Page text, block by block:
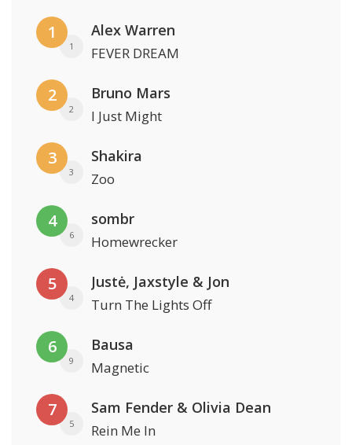
1
1
Alex Warren
FEVER DREAM
2
2
Bruno Mars
I Just Might
3
3
Shakira
Zoo
4
6
sombr
Homewrecker
5
4
Justė, Jaxstyle & Jon
Turn The Lights Off
6
9
Bausa
Magnetic
7
5
Sam Fender & Olivia Dean
Rein Me In